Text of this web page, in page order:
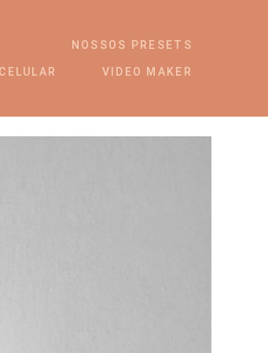
NOSSOS PRESETS
VIDEO MAKER